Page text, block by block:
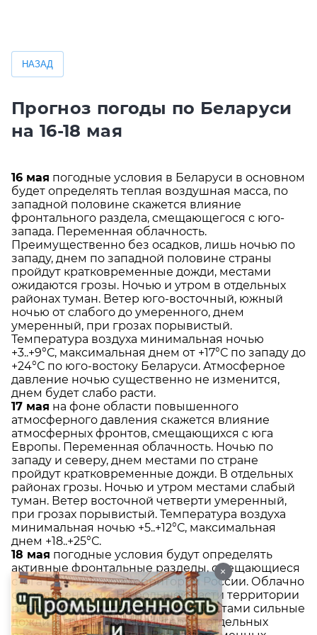
НАЗАД
Прогноз погоды по Беларуси
на 16-18 мая
16 мая погодные условия в Беларуси в основном
будет определять теплая воздушная масса, по
западной половине скажется влияние
фронтального раздела, смещающегося с юго-
запада. Переменная облачность.
Преимущественно без осадков, лишь ночью по
западу, днем по западной половине страны
пройдут кратковременные дожди, местами
ожидаются грозы. Ночью и утром в отдельных
районах туман. Ветер юго-восточный, южный
ночью от слабого до умеренного, днем
умеренный, при грозах порывистый.
Температура воздуха минимальная ночью
+3..+9°С, максимальная днем от +17°С по западу до
+24°С по юго-востоку Беларуси. Атмосферное
давление ночью существенно не изменится,
днем будет слабо расти.
17 мая на фоне области повышенного
атмосферного давления скажется влияние
атмосферных фронтов, смещающихся с юга
Европы. Переменная облачность. Ночью по
западу и северу, днем местами по стране
пройдут кратковременные дожди. В отдельных
районах грозы. Ночью и утром местами слабый
туман. Ветер восточной четверти умеренный,
при грозах порывистый. Температура воздуха
минимальная ночью +5..+12°С, максимальная
днем +18..+25°С.
18 мая погодные условия будут определять
активные фронтальные разделы, смещающиеся
с юга Европейской территории России. Облачно
с прояснениями. На большей части территории
республики ожидаются дожди, местами сильные
дожди и грозы. Ночью и утром в отдельных
×